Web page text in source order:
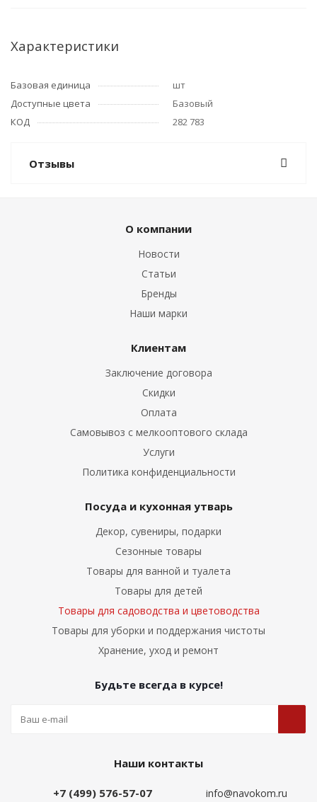
Характеристики
Базовая единица
шт
Доступные цвета
Базовый
КОД
282 783
Отзывы
О компании
Новости
Статьи
Бренды
Наши марки
Клиентам
Заключение договора
Скидки
Оплата
Самовывоз с мелкооптового склада
Услуги
Политика конфиденциальности
Посуда и кухонная утварь
Декор, сувениры, подарки
Сезонные товары
Товары для ванной и туалета
Товары для детей
Товары для садоводства и цветоводства
Товары для уборки и поддержания чистоты
Хранение, уход и ремонт
Будьте всегда в курсе!
Наши контакты
+7 (499) 576-57-07
info@navokom.ru